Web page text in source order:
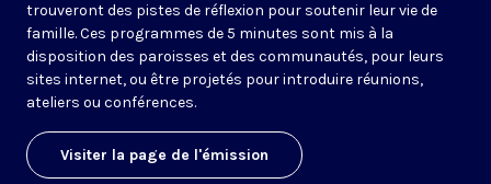
trouveront des pistes de réflexion pour soutenir leur vie de
famille. Ces programmes de 5 minutes sont mis à la
disposition des paroisses et des communautés, pour leurs
sites internet, ou être projetés pour introduire réunions,
ateliers ou conférences.
Visiter la page de l'émission